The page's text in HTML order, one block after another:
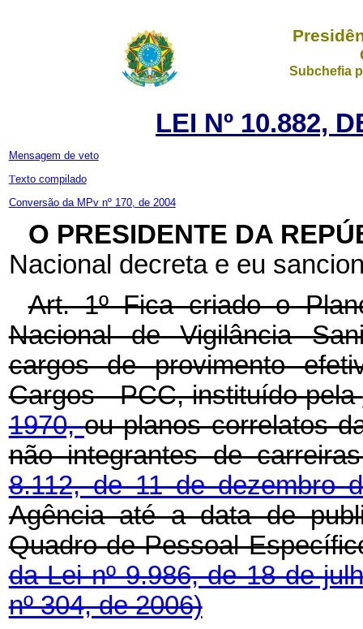
Subchefia
LEI Nº 10.882,
Mensagem de veto
Texto compilado
Conversão da MPv nº 170, de 2004
O PRESIDENTE DA
Nacional decreta e eu
Art. 1º Fica criado o
Nacional de Vigilância
cargos de provimento
Cargos - PCC, instituído pela
1970,ou planos correlatos
não integrantes de
8.112, de 11 de dezembro
Agência até a data de
Quadro de Pessoal
da Lei nº 9.986, de 18 de
nº 304, de 2006)